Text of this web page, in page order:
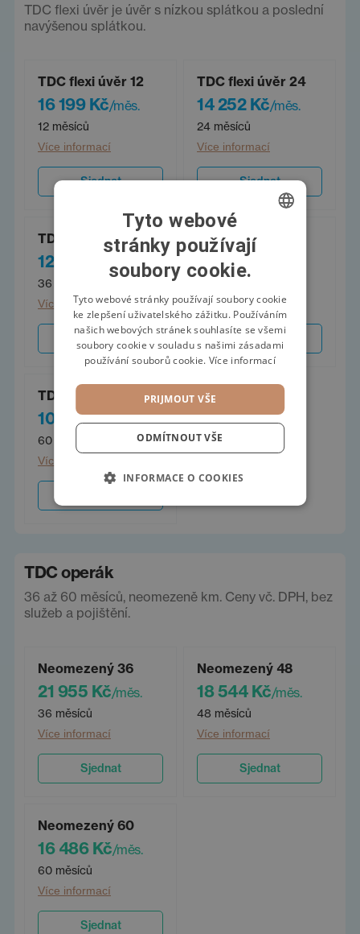
TDC flexi úvěr je úvěr s nízkou splátkou a poslední
navýšenou splátkou.
TDC flexi úvěr 12
16 199 Kč/měs.
12 měsíců
Více informací
Sjednat
TDC flexi úvěr 24
14 252 Kč/měs.
24 měsíců
Více informací
Sjednat
TDC flexi úvěr 36
12 792 Kč
36 měsíců
Více informací
Sjednat
TDC flexi úvěr 48
11 955 Kč
Více informací
Sjednat
TDC flexi úvěr 60
10 952 Kč/měs.
60 měsíců
Více informací
TDC operák
36 až 60 měsíců, neomezeně km. Ceny vč. DPH, bez
služeb a pojištění.
Neomezený 36
21 955 Kč/měs.
36 měsíců
Více informací
Sjednat
Neomezený 48
18 544 Kč/měs.
48 měsíců
Více informací
Sjednat
Neomezený 60
16 486 Kč/měs.
60 měsíců
Více informací
Sjednat
CZECH
SWEDISH
POLISH
GERMAN
Tyto webové
stránky používají
soubory cookie.
Tyto webové stránky používají soubory cookie
ke zlepšení uživatelského zážitku. Používáním
našich webových stránek souhlasíte se všemi
soubory cookie v souladu s našimi zásadami
používání souborů cookie. Více informací
PRIJMOUT VŠE
ODMÍTNOUT VŠE
INFORMACE O COOKIES